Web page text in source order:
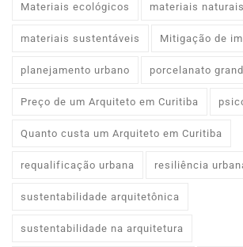
Materiais ecológicos materiais naturais
materiais sustentáveis Mitigação de
planejamento urbano porcelanato
Preço de um Arquiteto em Curitiba
Quanto custa um Arquiteto em Curitiba
requalificação urbana resiliência
sustentabilidade arquitetônica
sustentabilidade na arquitetura